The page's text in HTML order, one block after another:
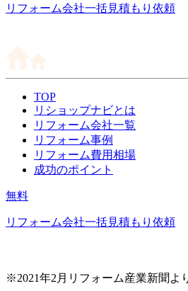
リフォーム会社一括見積もり依頼
TOP
リショップナビとは
リフォーム会社一覧
リフォーム事例
リフォーム費用相場
成功のポイント
無料
リフォーム会社一括見積もり依頼
※2021年2月リフォーム産業新聞よ